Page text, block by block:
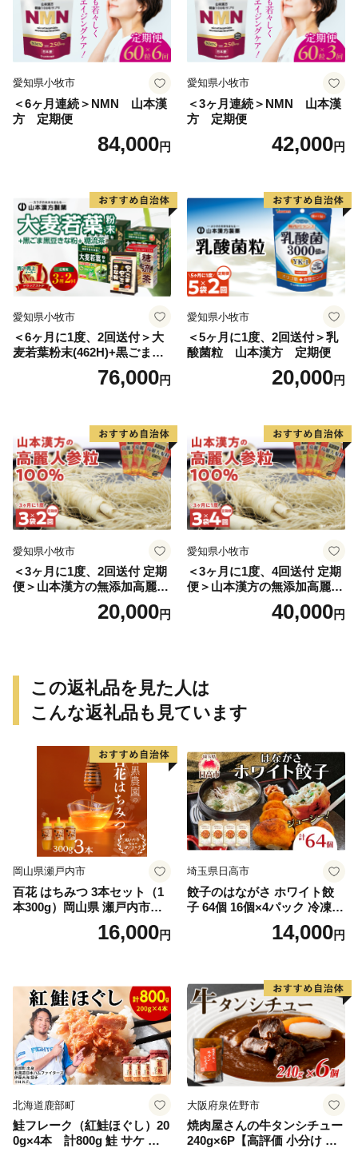
愛知県小牧市
＜6ヶ月連続＞NMN 山本漢
方 定期便
84,000円
愛知県小牧市
＜3ヶ月連続＞NMN 山本漢
方 定期便
42,000円
愛知県小牧市
＜6ヶ月に1度、2回送付＞大
麦若葉粉末(462H)+黒ごま黒
豆きな粉+ 糖流茶 山本漢
76,000円
愛知県小牧市
＜5ヶ月に1度、2回送付＞乳
酸菌粒 山本漢方 定期便
20,000円
愛知県小牧市
＜3ヶ月に1度、2回送付 定期
便＞山本漢方の無添加高麗人
20,000円
愛知県小牧市
＜3ヶ月に1度、4回送付 定期
便＞山本漢方の無添加高麗人
40,000円
この返礼品を見た人は
こんな返礼品も見ています
岡山県瀬戸内市
百花 はちみつ 3本セット（1
本300g）岡山県 瀬戸内市産
石黒農園 ヨーグルト パン 砂
糖の代わり 香り高い いい香
16,000円
埼玉県日高市
餃子のはながさ ホワイト餃
子 64個 16個×4パック 冷凍
中華 点心 B級グルメ ご当地
野菜 おつまみ おかず 簡単調
ー ギフト お取り寄せ 日高市
14,000円
北海道鹿部町
鮭フレーク（紅鮭ほぐし）20
0g×4本 計800g 鮭 サケ 鮭
大阪府泉佐野市
焼肉屋さんの牛タンシチュー
240g×6P【高評価 小分け 惣